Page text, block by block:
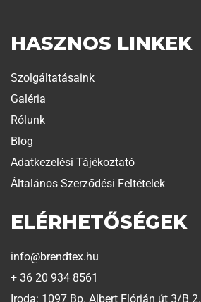
HASZNOS LINKEK
Szolgáltatásaink
Galéria
Rólunk
Blog
Adatkezelési Tájékoztató
Általános Szerződési Feltételek
ELÉRHETŐSÉGEK
info@brendtex.hu
+ 36 20 934 8561
Iroda: 1097 Bp. Albert Flórián út 3/B 2.